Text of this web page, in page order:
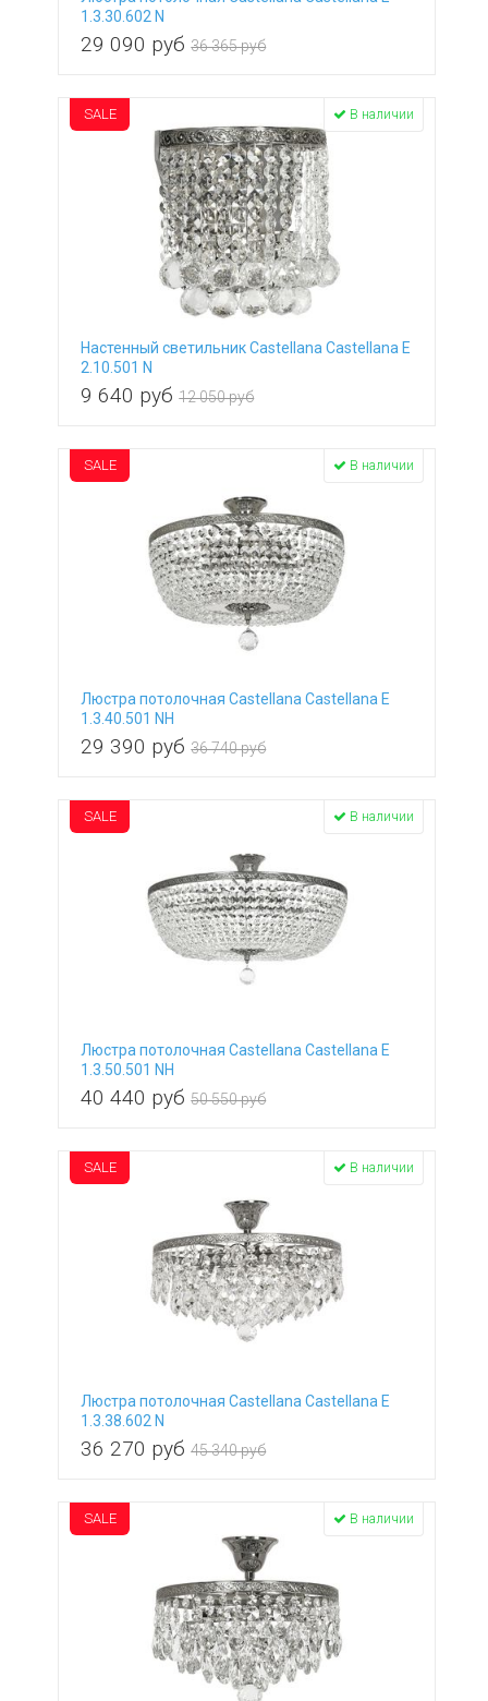
1.3.30.602 N
29 090 руб 36 365 руб
Настенный светильник Castellana Castellana E
2.10.501 N
9 640 руб 12 050 руб
SALE В наличии
Люстра потолочная Castellana Castellana E
1.3.40.501 NH
29 390 руб 36 740 руб
SALE В наличии
Люстра потолочная Castellana Castellana E
1.3.50.501 NH
40 440 руб 50 550 руб
SALE В наличии
Люстра потолочная Castellana Castellana E
1.3.38.602 N
36 270 руб 45 340 руб
SALE В наличии
SALE В наличии